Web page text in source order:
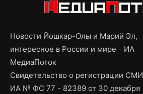
Новости Йошкар-Олы и Марий Эл,
интересное в России и мире - ИА
МедиаПоток
Свидетельство о регистрации СМИ
ИА № ФС 77 - 82389 от 30 декабря